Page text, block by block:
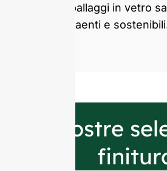
imballaggi in vetro
attraenti e
Le nostre